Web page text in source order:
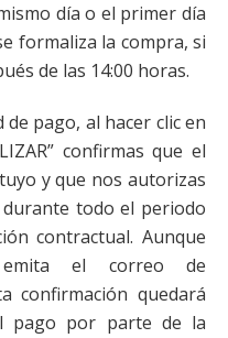
día o el primer día
formaliza la compra, si
de las 14:00 horas.
de pago, al hacer clic en
confirmas que el
y que nos autorizas
todo el periodo
contractual. Aunque
emita el correo de
confirmación quedará
pago por parte de la